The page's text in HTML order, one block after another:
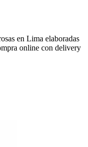
en Lima elaboradas
online con delivery